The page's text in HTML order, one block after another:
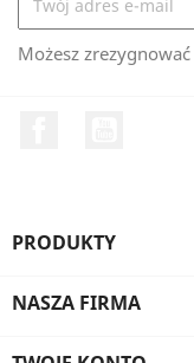
Możesz
PRODUKTY
NASZA FIRMA